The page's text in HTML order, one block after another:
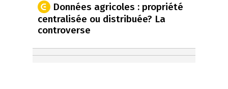
Données agricoles : propriété
centralisée ou distribuée? La
controverse